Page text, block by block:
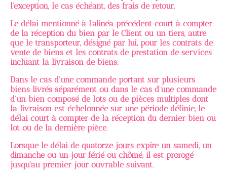
l'exception, le cas échéant, des frais de retour.
Le délai mentionné à l'alinéa précédent court à compter
de la réception du bien par le Client ou un tiers, autre
que le transporteur, désigné par lui, pour les contrats de
vente de biens et les contrats de prestation de services
incluant la livraison de biens.
Dans le cas d'une commande portant sur plusieurs
biens livrés séparément ou dans le cas d'une commande
d'un bien composé de lots ou de pièces multiples dont
la livraison est échelonnée sur une période définie, le
délai court à compter de la réception du dernier bien ou
lot ou de la dernière pièce.
Lorsque le délai de quatorze jours expire un samedi, un
dimanche ou un jour férié ou chômé, il est prorogé
jusqu'au premier jour ouvrable suivant.